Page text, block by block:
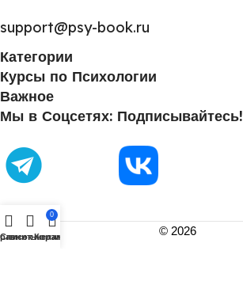
support@psy-book.ru
Категории
Курсы по Психологии
Важное
Мы в Соцсетях: Подписывайтесь!
© 2026
Список желаний
0
Корзина